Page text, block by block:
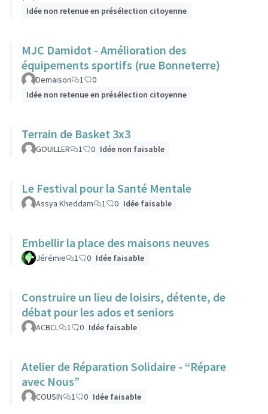
Idée non retenue en présélection citoyenne
MJC Damidot - Amélioration des
équipements sportifs (rue Bonneterre)
Demaison 1
0
Idée non retenue en présélection citoyenne
Terrain de Basket 3x3
GOUILLER 1 0 Idée non faisable
Le Festival pour la Santé Mentale
Assya Kheddam 1 0 Idée faisable
Embellir la place des maisons neuves
Jérémie 1 0 Idée faisable
Construire un lieu de loisirs, détente, de
débat pour les ados et seniors
ACBCL 1 0 Idée faisable
Atelier de Réparation Solidaire - “Répare
avec Nous”
COUSIN 1 0 Idée faisable